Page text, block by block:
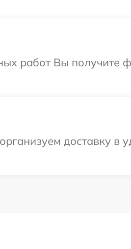
работ Вы получите
доставку в